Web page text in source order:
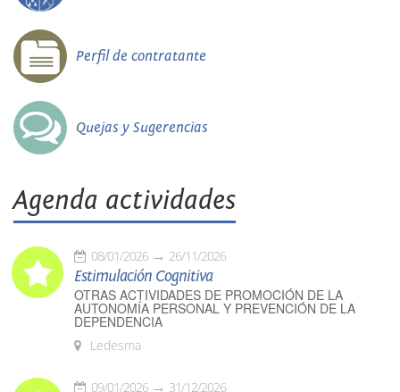
Perfil de contratante
Quejas y Sugerencias
Agenda actividades
08/01/2026 26/11/2026
Estimulación Cognitiva
OTRAS ACTIVIDADES DE PROMOCIÓN DE LA
AUTONOMÍA PERSONAL Y PREVENCIÓN DE LA
DEPENDENCIA
Ledesma
09/01/2026 31/12/2026